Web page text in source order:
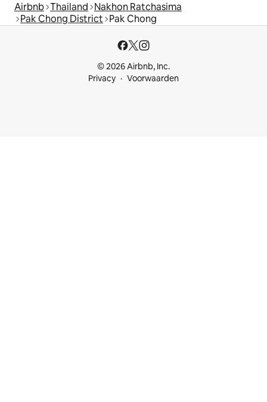
Airbnb Thailand Nakhon Ratchasima
Pak Chong District Pak Chong
© 2026 Airbnb, Inc.
Privacy
Voorwaarden